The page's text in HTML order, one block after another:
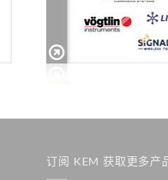
订阅 KEM 获取更多产